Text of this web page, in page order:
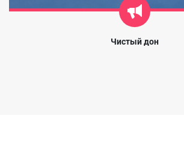
Чистый дон